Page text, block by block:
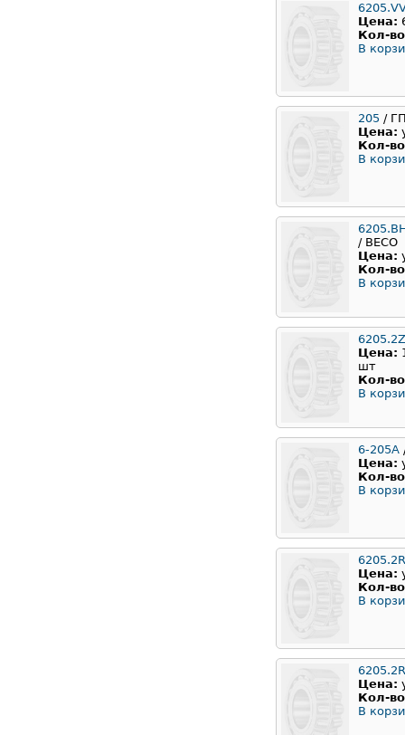
Цена:
Кол-
В
205 /
Цена:
Кол-
В
/ BECO
Цена:
Кол-
В
Цена:
шт
Кол-
В
6-205А
Цена:
Кол-
В
Цена:
Кол-
В
Цена:
Кол-
В